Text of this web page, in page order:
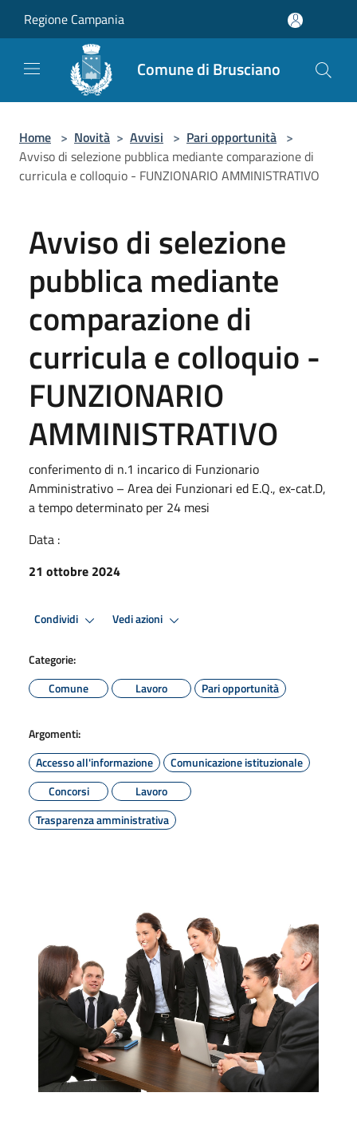
Regione Campania
Comune di Brusciano
Home > Novità > Avvisi > Pari opportunità >
Avviso di selezione pubblica mediante comparazione di
curricula e colloquio - FUNZIONARIO AMMINISTRATIVO
Avviso di selezione
pubblica mediante
comparazione di
curricula e colloquio -
FUNZIONARIO
AMMINISTRATIVO
conferimento di n.1 incarico di Funzionario
Amministrativo – Area dei Funzionari ed E.Q., ex-cat.D,
a tempo determinato per 24 mesi
Data :
21 ottobre 2024
Condividi Vedi azioni
Categorie:
Comune
Lavoro Pari opportunità
Argomenti:
Accesso all'informazione
Comunicazione istituzionale
Concorsi
Lavoro
Trasparenza amministrativa